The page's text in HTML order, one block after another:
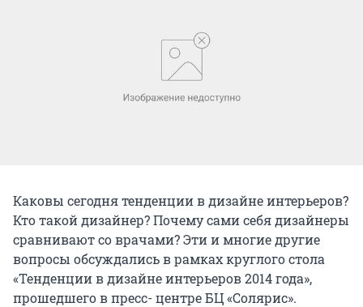
Каковы сегодня тенденции в дизайне интерьеров?
Кто такой дизайнер? Почему сами себя дизайнеры
сравнивают со врачами? Эти и многие другие
вопросы обсуждались в рамках круглого стола
«Тенденции в дизайне интерьеров 2014 года»,
прошедшего в пресс- центре БЦ «Солярис».